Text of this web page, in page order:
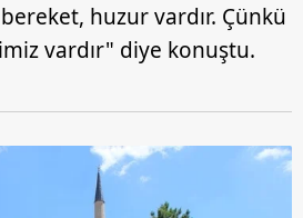
huzur vardır. Çünkü
vardır" diye konuştu.